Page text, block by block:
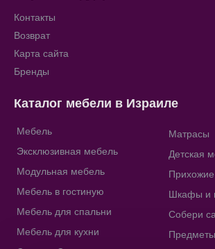
Контакты
Возврат
Карта сайта
Бренды
Каталог мебели в Израиле
Мебель
Эксклюзивная мебель
Модульная мебель
Мебель в гостиную
Мебель для спальни
Мебель для кухни
Матрасы
Детская
Прихожие
Шкафы и
Собери